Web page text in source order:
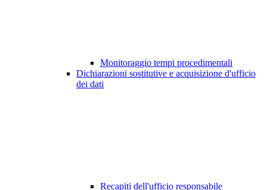
Monitoraggio tempi procedimentali
Dichiarazioni sostitutive e acquisizione d'ufficio
dei dati
Recapiti dell'ufficio responsabile